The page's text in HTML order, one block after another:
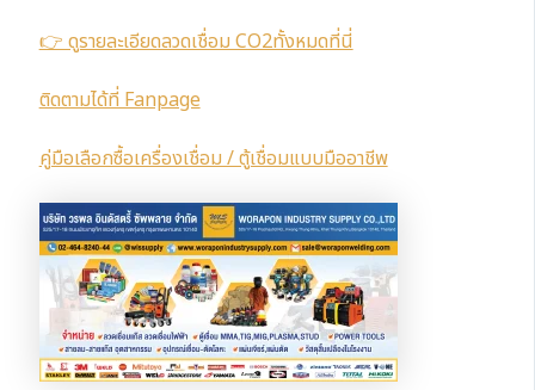
👉 ดูรายละเอียดลวดเชื่อม CO2ทั้งหมดที่นี่
ติดตามได้ที่ Fanpage
คู่มือเลือกซื้อเครื่องเชื่อม / ตู้เชื่อมแบบมืออาชีพ